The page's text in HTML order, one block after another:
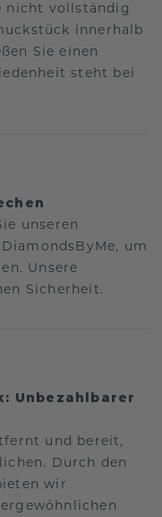
nicht vollständig
innerhalb
Sie einen
steht bei
unseren
um
Unsere
Sicherheit.
Unbezahlbarer
und bereit,
Durch den
wir